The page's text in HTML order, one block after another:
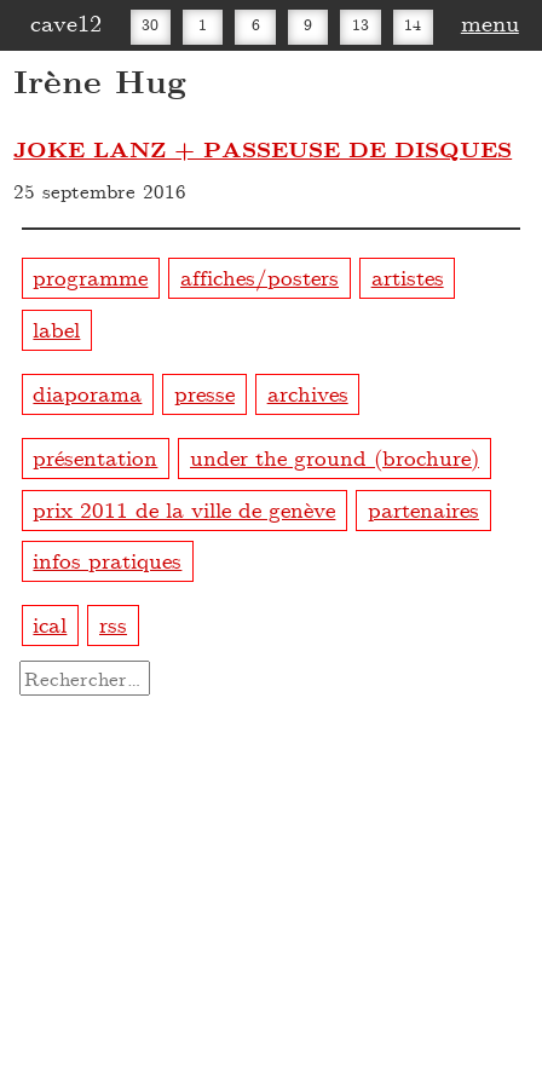
cave12 30 1 6 9 13 14
16
menu
Irène Hug
JOKE LANZ + PASSEUSE DE DISQUES
25 septembre 2016
programme affiches/posters
artistes
label
diaporama presse archives
présentation
under the ground (brochure)
prix 2011 de la ville de genève
partenaires
infos pratiques
ical rss
Rechercher :